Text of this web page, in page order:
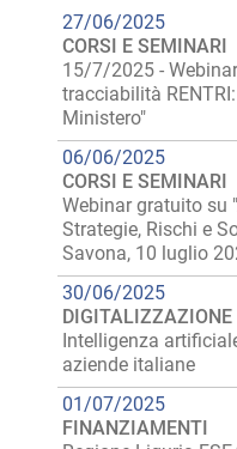
27/06/2025
CORSI E SEMINARI
15/7/2025 -
tracciabilità
Ministero"
06/06/2025
CORSI E SEMINARI
Webinar gratuito su
Strategie, Rischi e
Savona, 10 luglio
30/06/2025
DIGITALIZZAZIONE
Intelligenza
aziende italiane
01/07/2025
FINANZIAMENTI